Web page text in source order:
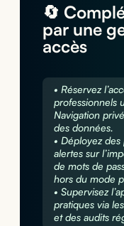
🔄
par une
accès
• Réservez
professionnels
Navigation
des données.
• Déployez des
alertes sur
de mots de
hors du mode
• Supervisez
pratiques via
et des audits